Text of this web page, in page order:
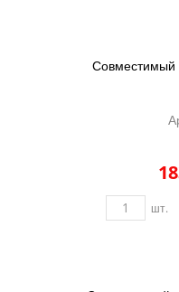
Совместимый
шт.